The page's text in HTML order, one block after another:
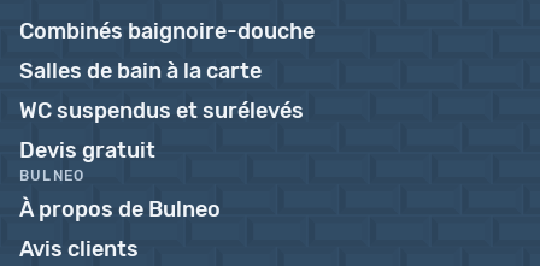
Combinés baignoire-douche
Salles de bain à la carte
WC suspendus et surélevés
Devis gratuit
BULNEO
À propos de Bulneo
Avis clients